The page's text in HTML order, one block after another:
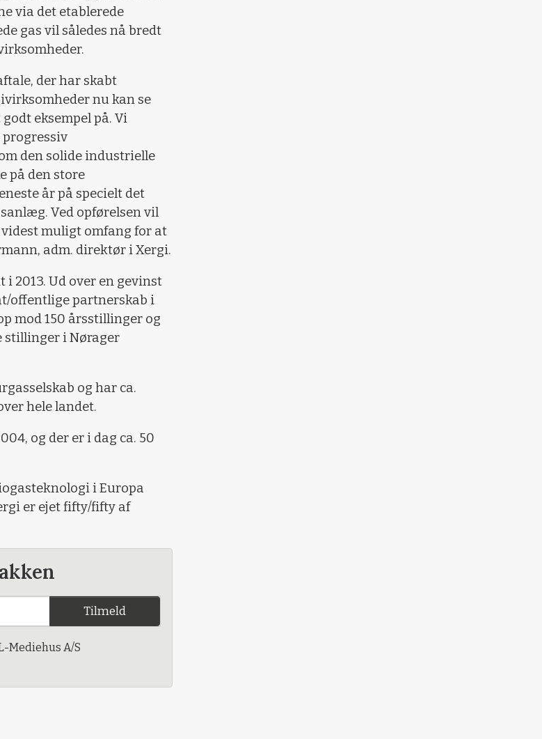
via det etablerede
gas vil således nå bredt
der har skabt
nu kan se
eksempel på. Vi
progressiv
den solide industrielle
på den store
år på specielt det
Ved opførelsen vil
muligt omfang for at
adm. direktør i Xergi.
2013. Ud over en gevinst
offentlige partnerskab i
mod 150 årsstillinger og
stillinger i Nørager
og har ca.
hele landet.
og der er i dag ca. 50
i Europa
er ejet fifty/fifty af
Tilmeld
Mediehus A/S